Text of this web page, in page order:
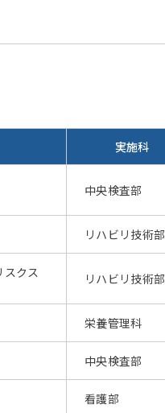
実施科
中央検査部
リハビリ技術部
スクス
リハビリ技術部
栄養管理科
中央検査部
看護部